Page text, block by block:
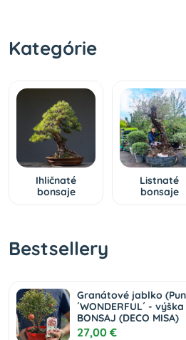
Kategórie
Ihličnaté
bonsaje
Listnaté
bonsaje
Bestsellery
Granátové jablko
´WONDERFUL´ -
BONSAJ (DECO MISA)
27,00 €